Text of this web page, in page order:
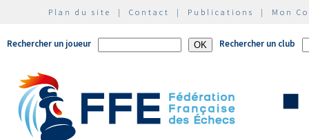
Plan du site | Contact | Publications | Mon
Rechercher un joueur Rechercher un club